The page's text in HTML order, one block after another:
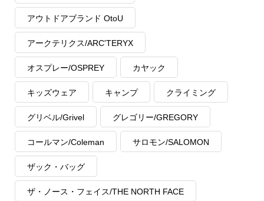
アウトドアブランド OtoU
アークテリクス/ARC'TERYX
オスプレー/OSPREY カヤック
キッズウェア キャンプ クライミング
グリベル/Grivel グレゴリー/GREGORY
コールマン/Coleman サロモン/SALOMON
ザック・バッグ
ザ・ノース・フェイス/THE NORTH FACE